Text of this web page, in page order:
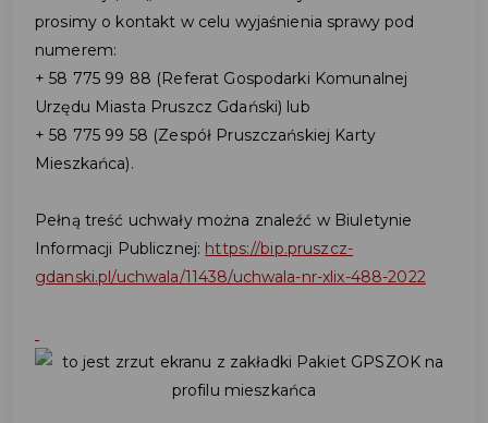
prosimy o kontakt w celu wyjaśnienia sprawy pod
numerem:
+ 58 775 99 88 (Referat Gospodarki Komunalnej
Urzędu Miasta Pruszcz Gdański) lub
+ 58 775 99 58 (Zespół Pruszczańskiej Karty
Mieszkańca).
Pełną treść uchwały można znaleźć w Biuletynie
Informacji Publicznej: https://bip.pruszcz-
gdanski.pl/uchwala/11438/uchwala-nr-xlix-488-2022